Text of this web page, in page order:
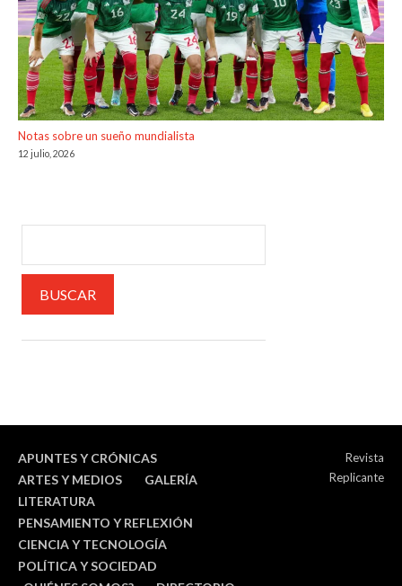
Notas sobre un sueño mundialista
12 julio, 2026
APUNTES Y CRÓNICAS
ARTES Y MEDIOS
GALERÍA
LITERATURA
PENSAMIENTO Y REFLEXIÓN
CIENCIA Y TECNOLOGÍA
POLÍTICA Y SOCIEDAD
Revista
Replicante